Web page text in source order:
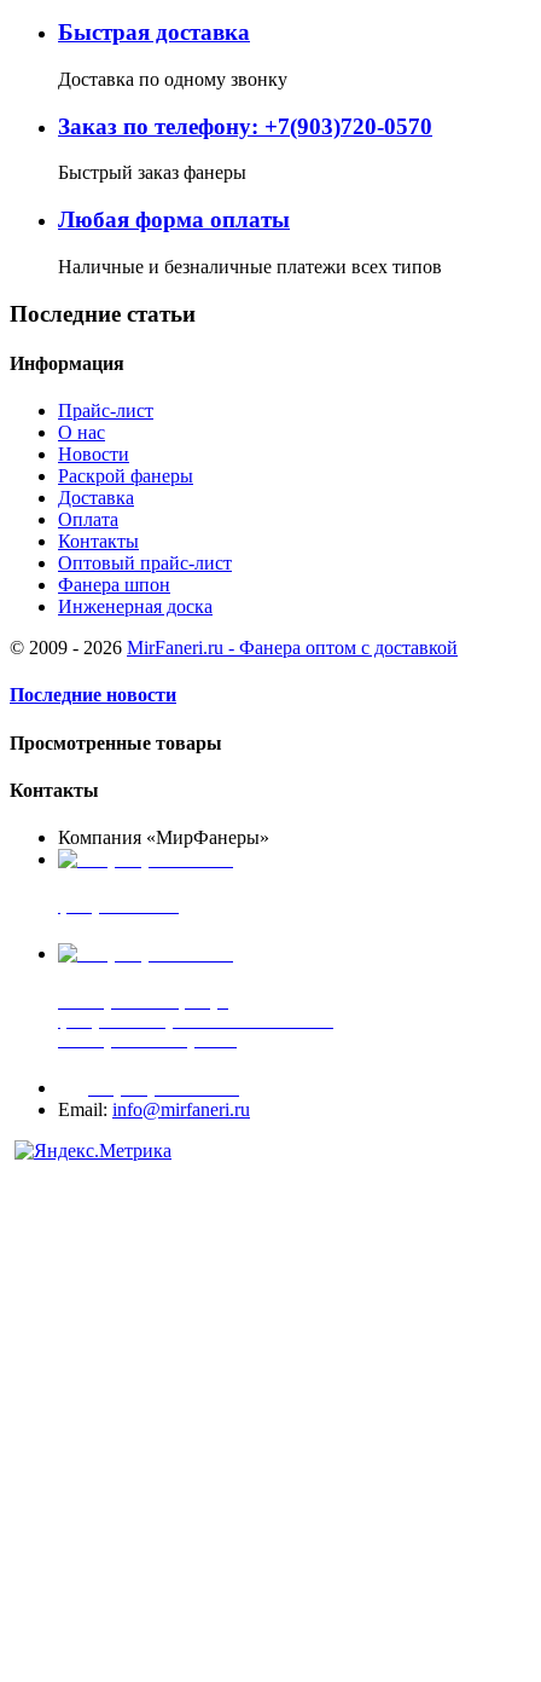
Быстрая доставка
Доставка по одному звонку
Заказ по телефону: +7(903)720-0570
Быстрый заказ фанеры
Любая форма оплаты
Наличные и безналичные платежи всех типов
Последние статьи
Информация
Прайс-лист
О нас
Новости
Раскрой фанеры
Доставка
Оплата
Контакты
Оптовый прайс-лист
Фанера шпон
Инженерная доска
© 2009 - 2026 MirFaneri.ru - Фанера оптом с доставкой
Последние новости
Просмотренные товары
Контакты
Компания «МирФанеры»
Email: info@mirfaneri.ru